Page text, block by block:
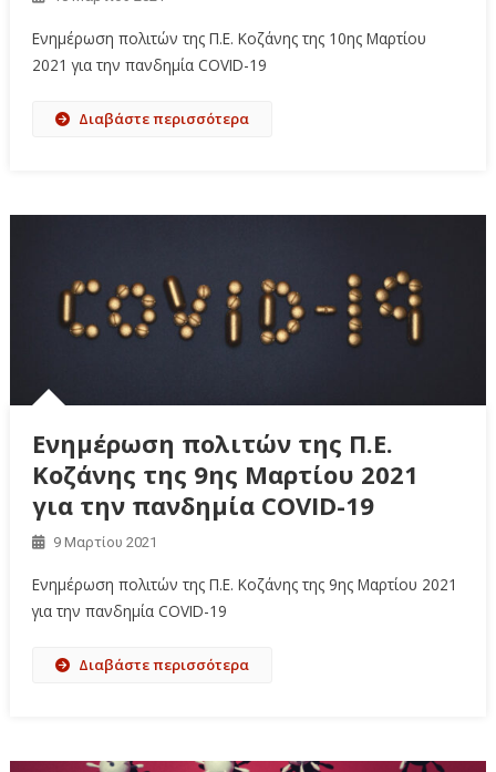
Ενημέρωση πολιτών της Π.Ε. Κοζάνης της 10ης Μαρτίου
2021 για την πανδημία COVID-19
Διαβάστε περισσότερα
Ενημέρωση πολιτών της Π.Ε.
Κοζάνης της 9ης Μαρτίου 2021
για την πανδημία COVID-19
9 Μαρτίου 2021
Ενημέρωση πολιτών της Π.Ε. Κοζάνης της 9ης Μαρτίου 2021
για την πανδημία COVID-19
Διαβάστε περισσότερα